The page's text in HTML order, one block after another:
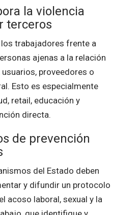
la violencia
terceros
los trabajadores frente a
ajenas a la relación
proveedores o
Esto es especialmente
retail, educación y
directa.
de prevención
del Estado deben
y difundir un protocolo
acoso laboral, sexual y la